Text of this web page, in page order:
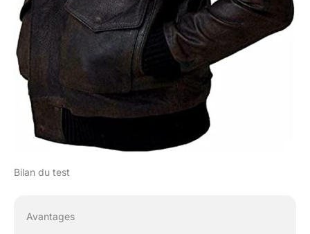
Bilan du test
Avantages